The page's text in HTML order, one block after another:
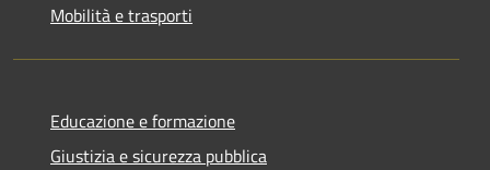
Mobilità e trasporti
Educazione e formazione
Giustizia e sicurezza pubblica